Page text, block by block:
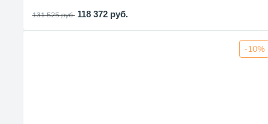
131 525руб. 118 372 руб.
-10%